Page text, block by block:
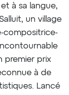
à sa langue,
un village
compositrice-
premier prix
à de
Lancé